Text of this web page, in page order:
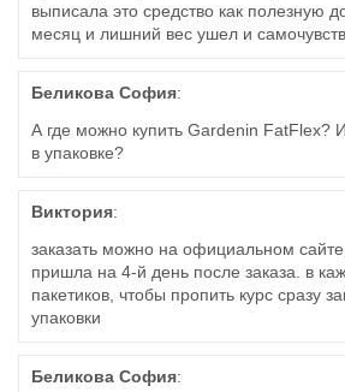
выписала это средство как полезную
месяц и лишний вес ушел и
Беликова София:
А где можно купить Gardenin FatFlex?
в упаковке?
Виктория:
заказать можно на официальном
пришла на 4-й день после заказа. в
пакетиков, чтобы пропить курс сразу
упаковки
Беликова София: